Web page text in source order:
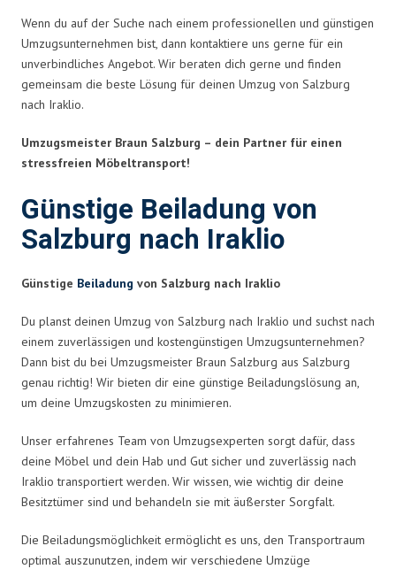
Wenn du auf der Suche nach einem professionellen und günstigen
Umzugsunternehmen bist, dann kontaktiere uns gerne für ein
unverbindliches Angebot. Wir beraten dich gerne und finden
gemeinsam die beste Lösung für deinen Umzug von Salzburg
nach Iraklio.
Umzugsmeister Braun Salzburg – dein Partner für einen
stressfreien Möbeltransport!
Günstige Beiladung von
Salzburg nach Iraklio
Günstige Beiladung von Salzburg nach Iraklio
Du planst deinen Umzug von Salzburg nach Iraklio und suchst nach
einem zuverlässigen und kostengünstigen Umzugsunternehmen?
Dann bist du bei Umzugsmeister Braun Salzburg aus Salzburg
genau richtig! Wir bieten dir eine günstige Beiladungslösung an,
um deine Umzugskosten zu minimieren.
Unser erfahrenes Team von Umzugsexperten sorgt dafür, dass
deine Möbel und dein Hab und Gut sicher und zuverlässig nach
Iraklio transportiert werden. Wir wissen, wie wichtig dir deine
Besitztümer sind und behandeln sie mit äußerster Sorgfalt.
Die Beiladungsmöglichkeit ermöglicht es uns, den Transportraum
optimal auszunutzen, indem wir verschiedene Umzüge